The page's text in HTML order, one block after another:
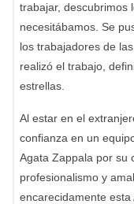
trabajar, descubrimos
necesitábamos. Se
los trabajadores de
realizó el trabajo,
estrellas.
Al estar en el
confianza en un
Agata Zappala por su
profesionalismo y
encarecidamente esta